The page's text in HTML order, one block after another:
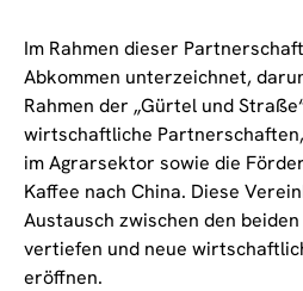
Im Rahmen dieser
Abkommen unterzeichnet,
Rahmen der „Gürtel und
wirtschaftliche
im Agrarsektor sowie die
Kaffee nach China. Diese
Austausch zwischen den
vertiefen und neue
eröffnen.